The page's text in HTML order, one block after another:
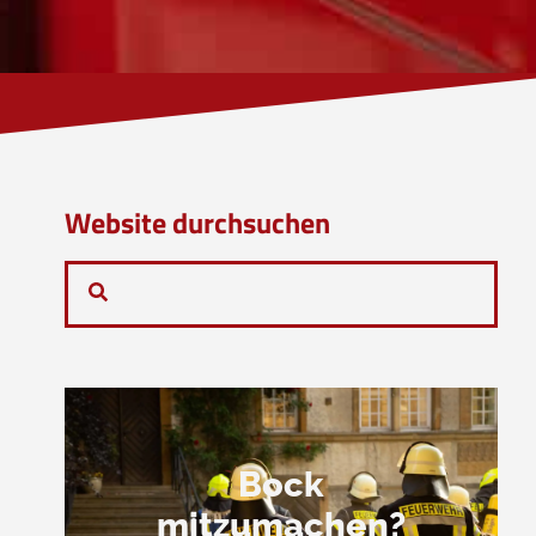
Website durchsuchen
Bock
mitzumachen?